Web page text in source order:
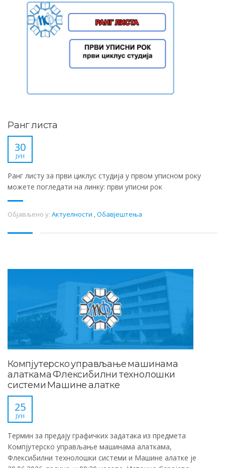
Ранг листа
30
ЈУН
Ранг листу за први циклус студија у првом уписном року
можете погледати на линку: први уписни рок
Објављено у: Актуелности ,Обавјештења
Компјутерско управљање машинама
алаткама Флексибилни технолошки
системи Машине алатке
25
ЈУН
Термин за предају графичких задатака из предмета
Компјутерско управљање машинама алаткама,
Флексибилни технолошки системи и Машине алаткe je